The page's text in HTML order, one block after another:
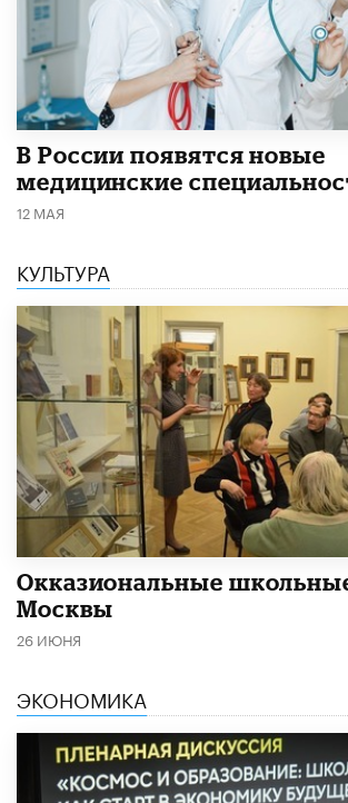
В России появятся новые
медицинские
12 МАЯ
КУЛЬТУРА
​Окказиональные
Москвы
26 ИЮНЯ
ЭКОНОМИКА